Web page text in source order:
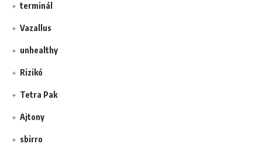
terminál
Vazallus
unhealthy
Rizikó
Tetra Pak
Ajtony
sbirro